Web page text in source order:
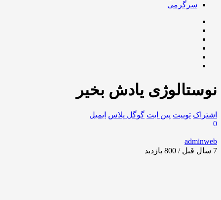
سرگرمی
نوستالوژی یادش بخیر
اشتراک توییت پین ایت گوگل‌ پلاس ایمیل
0
adminweb
7 سال قبل / 800
بازدید